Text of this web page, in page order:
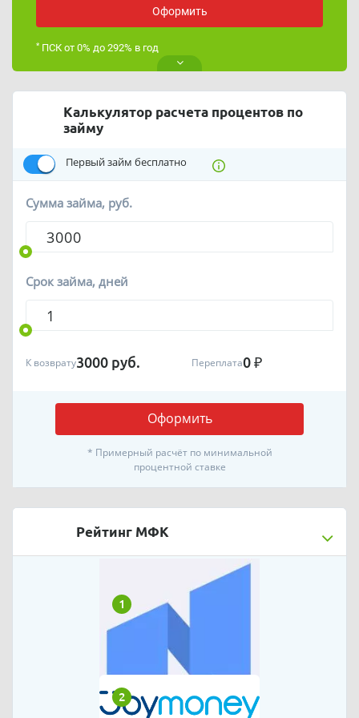
Оформить
*ПСК от 0% до 292% в год
Калькулятор расчета процентов по
займу
Первый займ бесплатно
Сумма займа, руб.
Срок займа, дней
Оформить
К возврату3000 руб. Переплата0 ₽
* Примерный расчёт по минимальной
процентной ставке
Рейтинг МФК
1
2